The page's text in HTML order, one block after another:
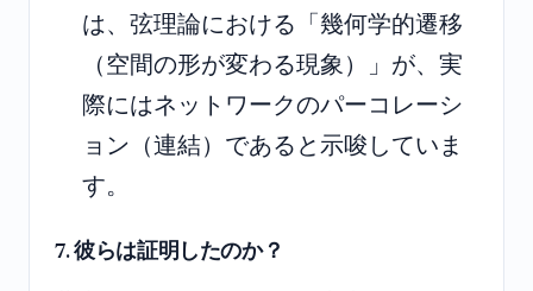
は、弦理論における「幾何学的遷移
（空間の形が変わる現象）」が、実
際にはネットワークのパーコレーシ
ョン（連結）であると示唆していま
す。
7. 彼らは証明したのか？